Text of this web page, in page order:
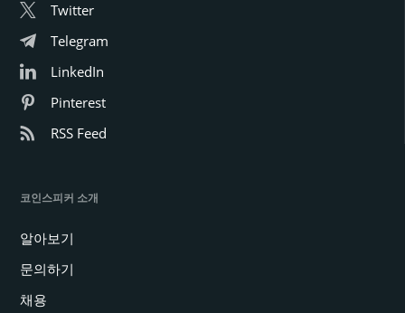
Twitter
Telegram
LinkedIn
Pinterest
RSS Feed
코인스피커 소개
알아보기
문의하기
채용